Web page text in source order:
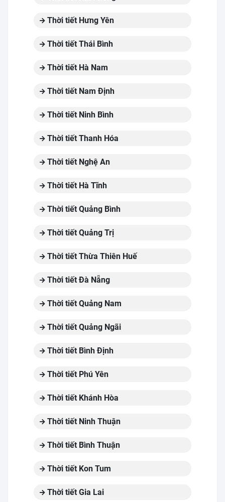
Thời tiết Hưng Yên
Thời tiết Thái Bình
Thời tiết Hà Nam
Thời tiết Nam Định
Thời tiết Ninh Bình
Thời tiết Thanh Hóa
Thời tiết Nghệ An
Thời tiết Hà Tĩnh
Thời tiết Quảng Bình
Thời tiết Quảng Trị
Thời tiết Thừa Thiên Huế
Thời tiết Đà Nẵng
Thời tiết Quảng Nam
Thời tiết Quảng Ngãi
Thời tiết Bình Định
Thời tiết Phú Yên
Thời tiết Khánh Hòa
Thời tiết Ninh Thuận
Thời tiết Bình Thuận
Thời tiết Kon Tum
Thời tiết Gia Lai